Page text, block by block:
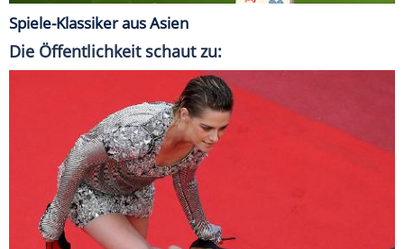
Spiele-Klassiker aus Asien
Die Öffentlichkeit schaut zu: